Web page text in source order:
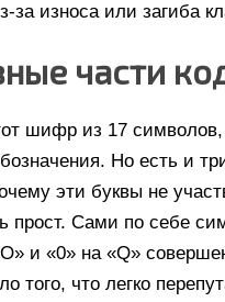
за износа или загиба
части
шифр из 17
Но есть и
эти буквы не
прост. Сами по себе
и «0» на «Q»
того, что легко